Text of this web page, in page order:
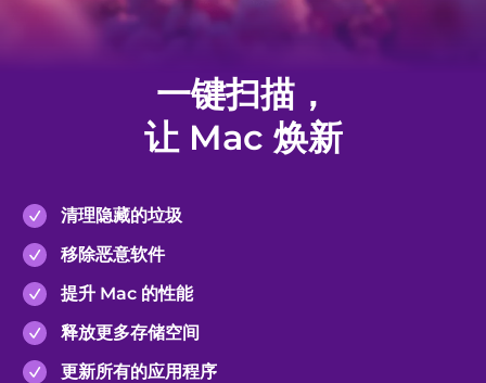
一键扫描，
让 Mac 焕新
清理隐藏的垃圾
移除恶意软件
提升 Mac 的性能
释放更多存储空间
更新所有的应用程序